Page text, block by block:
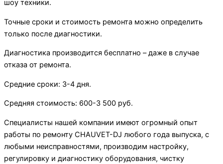
шоу техники.
Точные сроки и стоимость ремонта можно определить
только после диагностики.
Диагностика производится бесплатно – даже в случае
отказа от ремонта.
Средние сроки: 3-4 дня.
Средняя стоимость: 600-3 500 руб.
Специалисты нашей компании имеют огромный опыт
работы по ремонту CHAUVET-DJ любого года выпуска, с
любыми неисправностями, производим настройку,
регулировку и диагностику оборудования, чистку